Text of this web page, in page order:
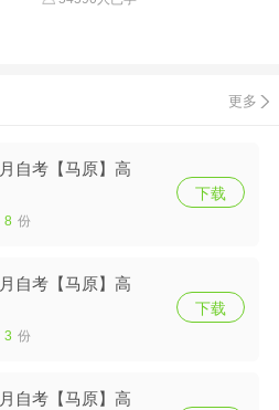
更多
自考【马原】高
8 份
下载
自考【马原】高
3 份
下载
自考【马原】高